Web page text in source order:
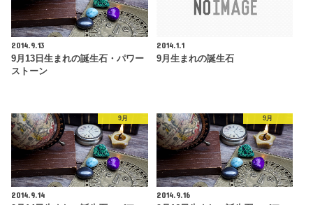
2014.9.13
9月13日生まれの誕生石・パワー
ストーン
2014.1.1
9月生まれの誕生石
9月
2014.9.14
9月
2014.9.16